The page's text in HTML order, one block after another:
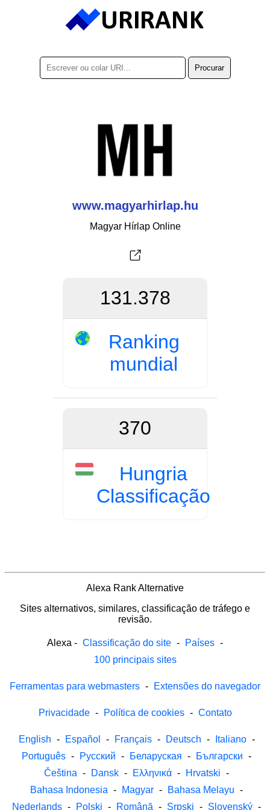
www.magyarhirlap.hu
Magyar Hírlap Online
131.378
Ranking
mundial
370
Hungria
Classificação
Alexa Rank Alternative
Sites alternativos, similares, classificação de tráfego e
revisão.
Alexa - Classificação do site - Países -
100 principais sites
Ferramentas para webmasters - Extensões do navegador
Privacidade - Política de cookies - Contato
English - Español - Français - Deutsch - Italiano -
Português - Русский - Беларуская - Български -
Čeština - Dansk - Ελληνικά - Hrvatski -
Bahasa Indonesia - Magyar - Bahasa Melayu -
Nederlands - Polski - Română - Srpski - Slovenský -